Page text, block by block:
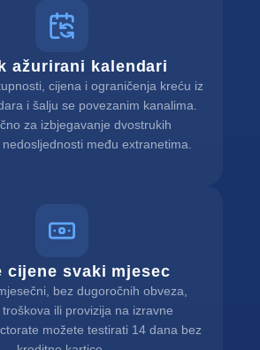
ažurirani kalendari
cijena i ograničenja kreću iz
i šalju se povezanim kanalima.
za izbjegavanje dvostrukih
među extranetima.
cijene svaki mjesec
bez dugoročnih obveza,
ili provizija na izravne
možete testirati 14 dana bez